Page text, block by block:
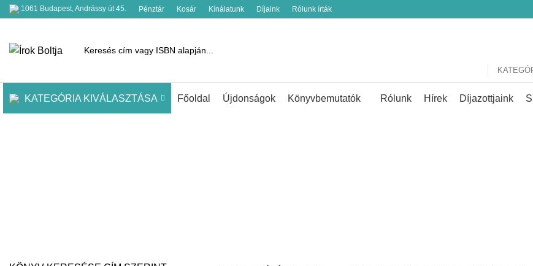
1061 Budapest, Andrássy út 45. Pénztár Kosár Kínálatunk Díjaink Rólunk írták
KATEGÓRIA KIVÁLASZTÁSA Főoldal Újdonságok Könyvbemutatók Rólunk Hírek Díjazottjaink